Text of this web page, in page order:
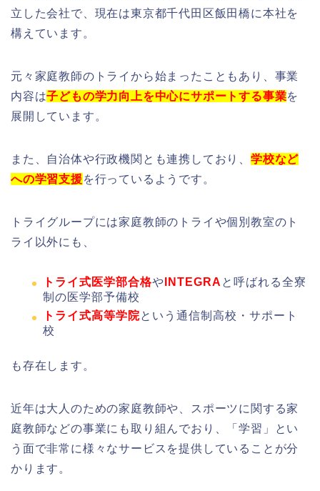
立した会社で、現在は東京都千代田区飯田橋に本社を
構えています。
元々家庭教師のトライから始まったこともあり、事業
内容は子どもの学力向上を中心にサポートする事業を
展開しています。
また、自治体や行政機関とも連携しており、 学校など
への学習支援を行っているようです。
トライグループには家庭教師のトライや個別教室のト
ライ以外にも、
トライ式医学部合格や INTEGRA と呼ばれる全寮
制の医学部予備校
トライ式高等学院という通信制高校・サポート
校
も存在します。
近年は大人のための家庭教師や、スポーツに関する家
庭教師などの事業にも取り組んでおり、「学習」とい
う面で非常に様々なサービスを提供していることが分
かります。